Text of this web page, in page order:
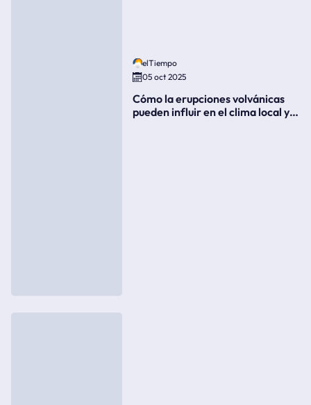
elTiempo
05 oct 2025
Cómo la erupciones volvánicas
pueden influir en el clima local y